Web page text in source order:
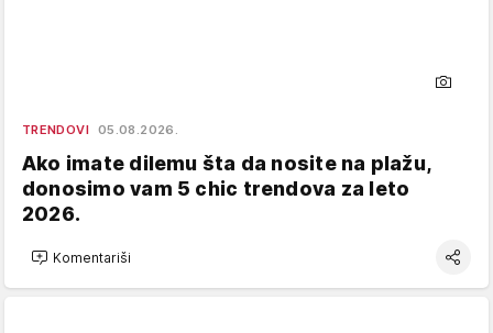
TRENDOVI 05.08.2026.
Ako imate dilemu šta da nosite na plažu,
donosimo vam 5 chic trendova za leto
2026.
Komentariši